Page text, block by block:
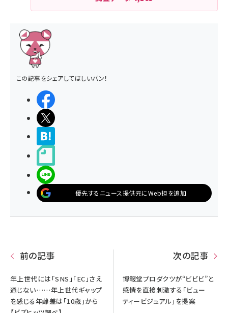
この記事をシェアしてほしいパン！
優先するニュース提供元にWeb担を追加
前の記事
年上世代には「SNS」「EC」さえ
通じない……年上世代ギャップ
を感じる年齢差は「10歳」から
次の記事
博報堂プロダクツが“ビビビ”と
感情を直接刺激する「ビュー
ティービジュアル」を提案